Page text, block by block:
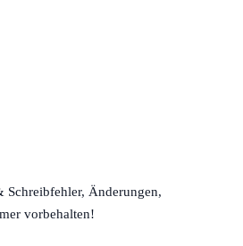
Änderungen,
vorbehalten!